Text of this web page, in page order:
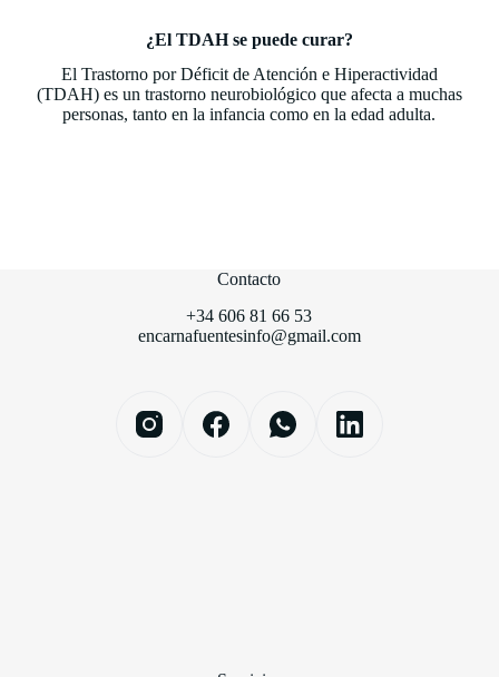
¿El TDAH se puede curar?
El Trastorno por Déficit de Atención e Hiperactividad
(TDAH) es un trastorno neurobiológico que afecta a muchas
personas, tanto en la infancia como en la edad adulta.
Contacto
+34 606 81 66 53
encarnafuentesinfo@gmail.com